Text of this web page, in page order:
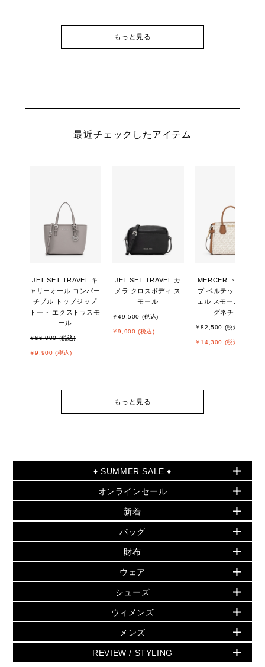
もっと見る
最近チェックしたアイテム
JET SET TRAVEL キ
ャリーオール コンバー
チブル トップジップ
トート エクストラスモ
ール
￥66,000 (税込)
￥9,900 (税込)
JET SET TRAVEL カ
メラ クロスボディ ス
モール
￥49,500 (税込)
￥9,900 (税込)
MERCER トップジッ
プ ベルテッド サッチ
ェル スモール - MKシ
グネチャー
￥82,500 (税込)
￥14,300 (税込)
もっと見る
♦ SUMMER SALE ♦
セールおすすめアイテム
▶ ウィメンズ
バッグ
小物
シューズ・靴
ウェア
アクセサリー
時計
▶ メンズ
バッグ
オンラインセール
PRODUCT OF THE MONTH - 今月の特別価格
再値下げアイテム
追加アイテム
▶ ウィメンズすべて(ウェア・シューズ除く)
バッグ
財布・小物
ウェア
シューズ
時計・ジュエリー
新着
初夏のスタイル
▶ すべて
▶ ウィメンズすべて
財布・小物
アクセサリー
フレグランス
シューズ
バッグ
人気の定番アイテム
日本限定 - バッグ
▶ ウィメンズすべて
トートバッグ
ショルダーバッグ
クロスボディ・斜め掛け
財布
日本限定 - 財布・小物
▶ ウィメンズすべて
GREENWICH
折り財布(二つ折り・三つ折り)
長財布
ウェア
▶ ウィメンズすべて
トップス
スカート・パンツ
ジャケット・アウター
シューズ
▶ ウィメンズすべて
サンダル
スニーカー
ウィメンズ
人気の定番アイテム
▶ ウィメンズすべて
メンズ
▶ メンズすべて
REVIEW / STYLING